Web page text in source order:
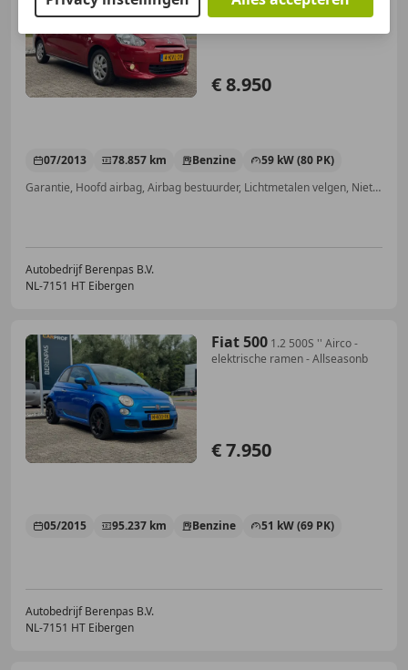
Onderhouden '' Clima
€ 8.950
07/2013 78.857 km Benzine
59 kW (80 PK)
Garantie, Hoofd airbag, Airbag bestuurder, Lichtmetalen velgen, Niet-rokers auto, Lederen stuurwiel, Automatische klimaatregeling, Binnenspiegel automatisch dimmend
Autobedrijf Berenpas B.V.
NL-7151 HT Eibergen
Fiat 500 1.2 500S '' Airco -
elektrische ramen - Allseasonb
€ 7.950
05/2015 95.237 km Benzine 51 kW (69 PK)
Autobedrijf Berenpas B.V.
NL-7151 HT Eibergen